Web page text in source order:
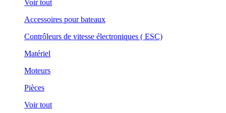
Voir tout
Accessoires pour bateaux
Contrôleurs de vitesse électroniques ( ESC)
Matériel
Moteurs
Pièces
Voir tout